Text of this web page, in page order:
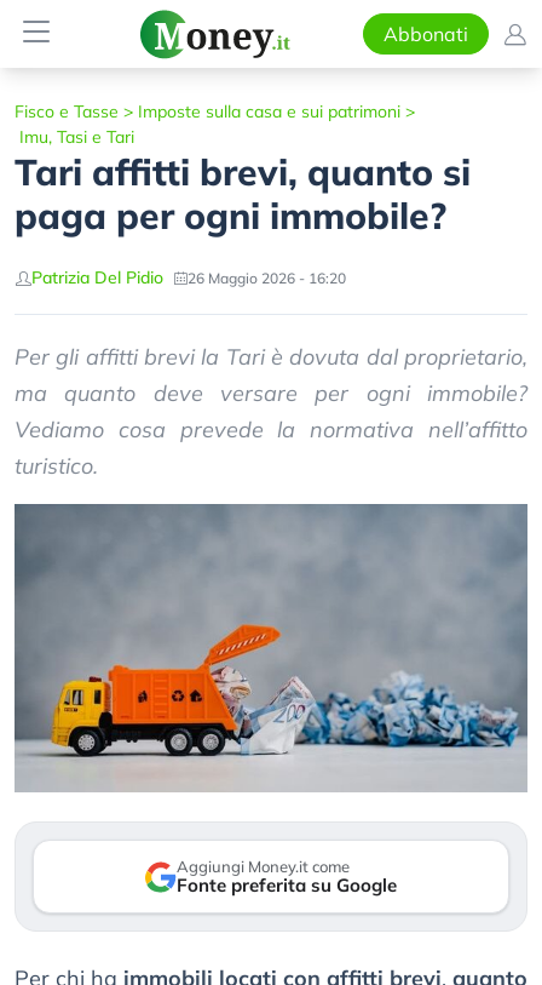
Abbonati
Fisco e Tasse > Imposte sulla casa e sui patrimoni >
Imu, Tasi e Tari
Tari affitti brevi, quanto si
paga per ogni immobile?
Patrizia Del Pidio 26 Maggio 2026 - 16:20
Per gli affitti brevi la Tari è dovuta dal proprietario,
ma quanto deve versare per ogni immobile?
Vediamo cosa prevede la normativa nell’affitto
turistico.
Aggiungi Money.it come
Fonte preferita su Google
Per chi ha immobili locati con affitti brevi, quanto